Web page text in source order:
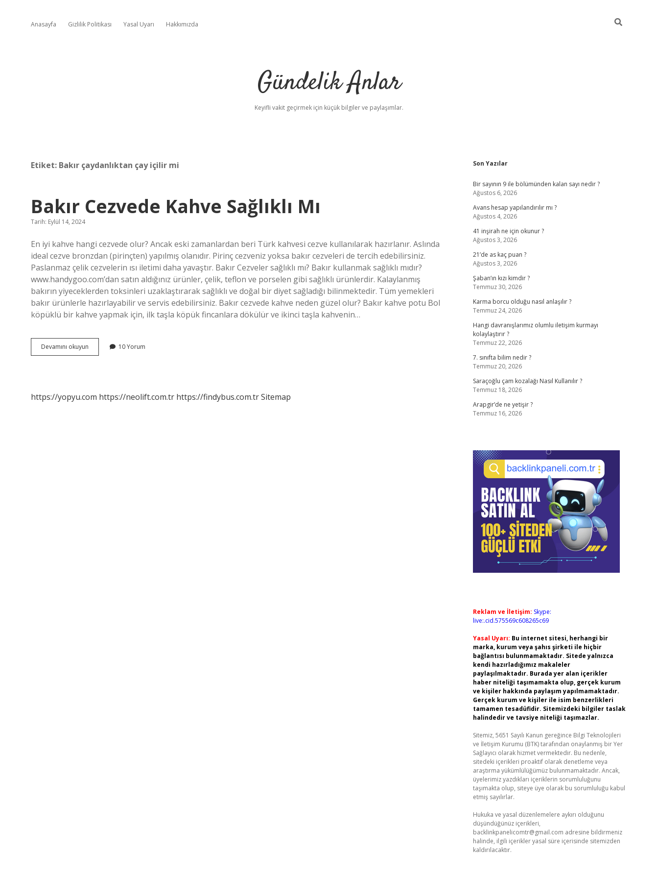
Anasayfa Gizlilik Politikası Yasal Uyarı Hakkımızda
Gündelik Anlar
Keyifli vakit geçirmek için küçük bilgiler ve paylaşımlar.
Etiket: Bakır çaydanlıktan çay içilir mi
Bakır Cezvede Kahve Sağlıklı Mı
Tarih: Eylül 14, 2024
En iyi kahve hangi cezvede olur? Ancak eski zamanlardan beri Türk kahvesi cezve kullanılarak hazırlanır. Aslında
ideal cezve bronzdan (pirinçten) yapılmış olanıdır. Pirinç cezveniz yoksa bakır cezveleri de tercih edebilirsiniz.
Paslanmaz çelik cezvelerin ısı iletimi daha yavaştır. Bakır Cezveler sağlıklı mı? Bakır kullanmak sağlıklı mıdır?
www.handygoo.com’dan satın aldığınız ürünler, çelik, teflon ve porselen gibi sağlıklı ürünlerdir. Kalaylanmış
bakırın yiyeceklerden toksinleri uzaklaştırarak sağlıklı ve doğal bir diyet sağladığı bilinmektedir. Tüm yemekleri
bakır ürünlerle hazırlayabilir ve servis edebilirsiniz. Bakır cezvede kahve neden güzel olur? Bakır kahve potu Bol
köpüklü bir kahve yapmak için, ilk taşla köpük fincanlara dökülür ve ikinci taşla kahvenin…
Devamını okuyun
Cezvede
10 Yorum
https://yopyu.com https://neolift.com.tr https://findybus.com.trSitemap
Sidebar
Son Yazılar
Bir sayının 9 ile bölümünden kalan sayı nedir ?
Ağustos 6, 2026
Avans hesap yapılandırılır mı ?
Ağustos 4, 2026
41 inşirah ne için okunur ?
Ağustos 3, 2026
21’de as kaç puan ?
Ağustos 3, 2026
Şaban’ın kızı kimdir ?
Temmuz 30, 2026
Karma borcu olduğu nasıl anlaşılır ?
Temmuz 24, 2026
Hangi davranışlarımız olumlu iletişim kurmayı
kolaylaştırır ?
Temmuz 22, 2026
7. sınıfta bilim nedir ?
Temmuz 20, 2026
Saraçoğlu çam kozalağı Nasıl Kullanılır ?
Temmuz 18, 2026
Arapgir’de ne yetişir ?
Temmuz 16, 2026
Reklam ve İletişim: Skype:
live:.cid.575569c608265c69
Yasal Uyarı: Bu internet sitesi, herhangi bir
marka, kurum veya şahıs şirketi ile hiçbir
bağlantısı bulunmamaktadır. Sitede yalnızca
kendi hazırladığımız makaleler
paylaşılmaktadır. Burada yer alan içerikler
haber niteliği taşımamakta olup, gerçek kurum
ve kişiler hakkında paylaşım yapılmamaktadır.
Gerçek kurum ve kişiler ile isim benzerlikleri
tamamen tesadüfidir. Sitemizdeki bilgiler taslak
halindedir ve tavsiye niteliği taşımazlar.
Sitemiz, 5651 Sayılı Kanun gereğince Bilgi Teknolojileri
ve İletişim Kurumu (BTK) tarafından onaylanmış bir Yer
Sağlayıcı olarak hizmet vermektedir. Bu nedenle,
sitedeki içerikleri proaktif olarak denetleme veya
araştırma yükümlülüğümüz bulunmamaktadır. Ancak,
üyelerimiz yazdıkları içeriklerin sorumluluğunu
taşımakta olup, siteye üye olarak bu sorumluluğu kabul
etmiş sayılırlar.
Hukuka ve yasal düzenlemelere aykırı olduğunu
düşündüğünüz içerikleri,
backlinkpanelicomtr@gmail.com adresine bildirmeniz
halinde, ilgili içerikler yasal süre içerisinde sitemizden
kaldırılacaktır.